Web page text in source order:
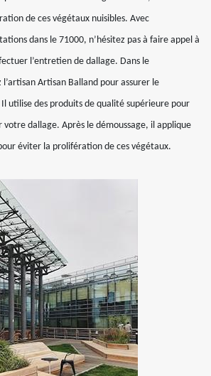
de ces végétaux nuisibles. Avec
dans le 71000, n’hésitez pas à faire appel à
l’entretien de dallage. Dans le
Artisan Balland pour assurer le
utilise des produits de qualité supérieure pour
votre dallage. Après le démoussage, il applique
éviter la prolifération de ces végétaux.